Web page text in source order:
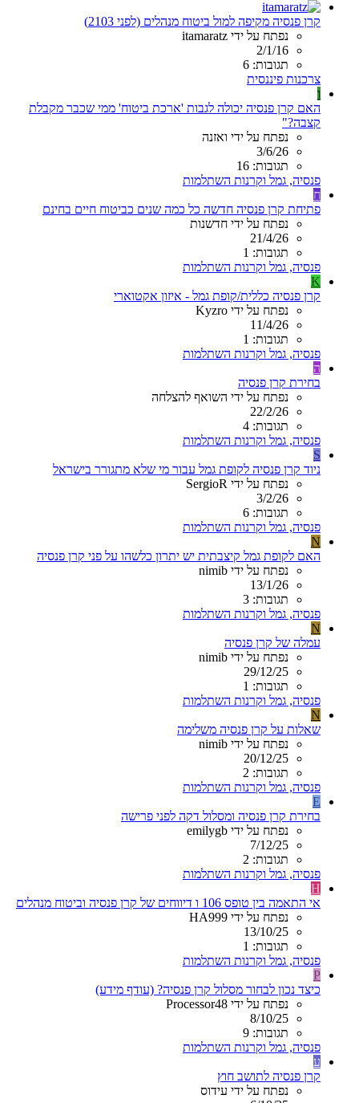
קרן פנסיה מקיפה למול ביטוח מנהלים (לפני 2103)
נפתח על ידי itamaratz
2/1/16
תגובות: 6
צרכנות פיננסית
ו
האם קרן פנסיה יכולה לגבות 'ארכת ביטוח' ממי שכבר מקבלת
קצבה?"
נפתח על ידי ואזנה
3/6/26
תגובות: 16
פנסיה, גמל וקרנות השתלמות
ח
פתיחת קרן פנסיה חדשה כל כמה שנים כביטוח חיים בחינם
נפתח על ידי חדשנות
21/4/26
תגובות: 1
פנסיה, גמל וקרנות השתלמות
K
קרן פנסיה כללית/קופת גמל - איזון אקטוארי
נפתח על ידי Kyzro
11/4/26
תגובות: 1
פנסיה, גמל וקרנות השתלמות
ה
בחירת קרן פנסיה
נפתח על ידי השואף להצלחה
22/2/26
תגובות: 4
פנסיה, גמל וקרנות השתלמות
S
ניוד קרן פנסיה לקופת גמל עבור מי שלא מתגורר בישראל
נפתח על ידי SergioR
3/2/26
תגובות: 6
פנסיה, גמל וקרנות השתלמות
N
האם לקופת גמל קיצבתית יש יתרון כלשהו על פני קרן פנסיה
נפתח על ידי nimib
13/1/26
תגובות: 3
פנסיה, גמל וקרנות השתלמות
N
עמלה של קרן פנסיה
נפתח על ידי nimib
29/12/25
תגובות: 1
פנסיה, גמל וקרנות השתלמות
N
שאלות על קרן פנסיה משלימה
נפתח על ידי nimib
20/12/25
תגובות: 2
פנסיה, גמל וקרנות השתלמות
E
בחירת קרן פנסיה ומסלול דקה לפני פרישה
נפתח על ידי emilygb
7/12/25
תגובות: 2
פנסיה, גמל וקרנות השתלמות
H
אי התאמה בין טופס 106 ו דיווחים של קרן פנסיה וביטוח מנהלים
נפתח על ידי HA999
13/10/25
תגובות: 1
פנסיה, גמל וקרנות השתלמות
P
כיצד נכון לבחור מסלול קרן פנסיה? (עודף מידע)
נפתח על ידי Processor48
8/10/25
תגובות: 9
פנסיה, גמל וקרנות השתלמות
ע
קרן פנסיה לתושב חוץ
נפתח על ידי עידוס